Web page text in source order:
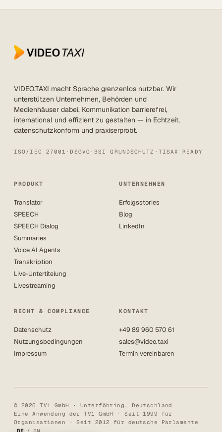
VIDEO.TAXI macht Sprache grenzenlos nutzbar. Wir
unterstützen Unternehmen, Behörden und
Medienhäuser dabei, Kommunikation barrierefrei,
international und effizient zu gestalten — in Echtzeit,
datenschutzkonform und praxiserprobt.
ISO/IEC 27001 · DSGVO · BSI GRUNDSCHUTZ · TISAX READY
PRODUKT
Translator
SPEECH
SPEECH Dialog
Summaries
Voice AI Agents
Transkription
Live-Untertitelung
Livestreaming
UNTERNEHMEN
Erfolgsstories
Blog
LinkedIn
RECHT & COMPLIANCE
Datenschutz
Nutzungsbedingungen
Impressum
KONTAKT
+49 89 960 570 61
sales@video.taxi
Termin vereinbaren
© 2026 TV1 GmbH · Unterföhring, Deutschland
Eine Anwendung der TV1 GmbH · Seit 1999 für
Organisationen · Seit 2012 für deutsche Parlamente
/